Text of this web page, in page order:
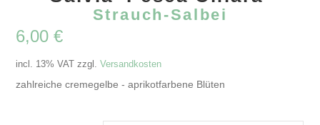
Strauch-Salbei
6,00€
incl. 13% VAT zzgl.Versandkosten
zahlreiche cremegelbe - aprikotfarbene Blüten